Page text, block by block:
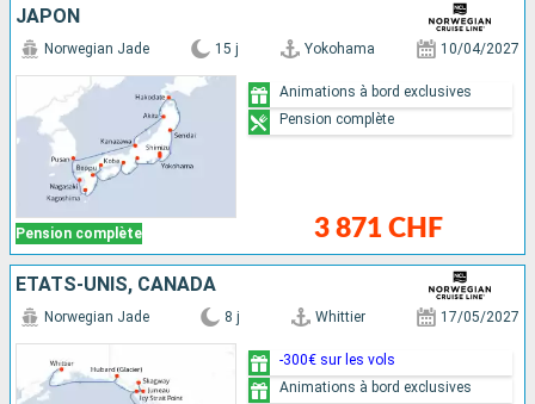
JAPON
Pension complète
Norwegian Jade 15 j Yokohama 10/04/2027
3 871 CHF
Animations à bord exclusives
Pension complète
ÉTATS-UNIS, CANADA
Norwegian Jade 8 j Whittier 17/05/2027
-300€ sur les vols
Animations à bord exclusives